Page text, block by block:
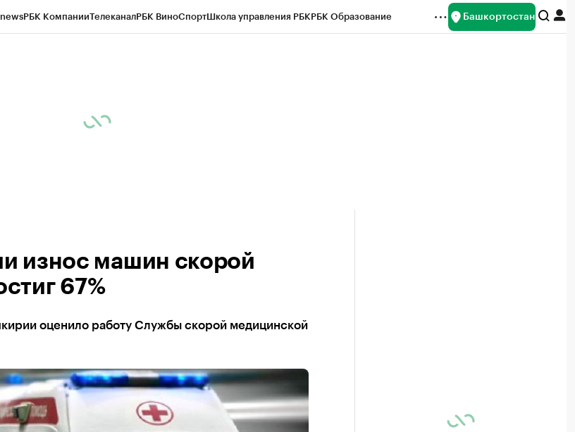
РБК КомпанииТелеканалРБК ВиноСпортШкола управления РБКРБК Образование Башкортостан
износ машин скорой
67%
оценило работу Службы скорой медицинской